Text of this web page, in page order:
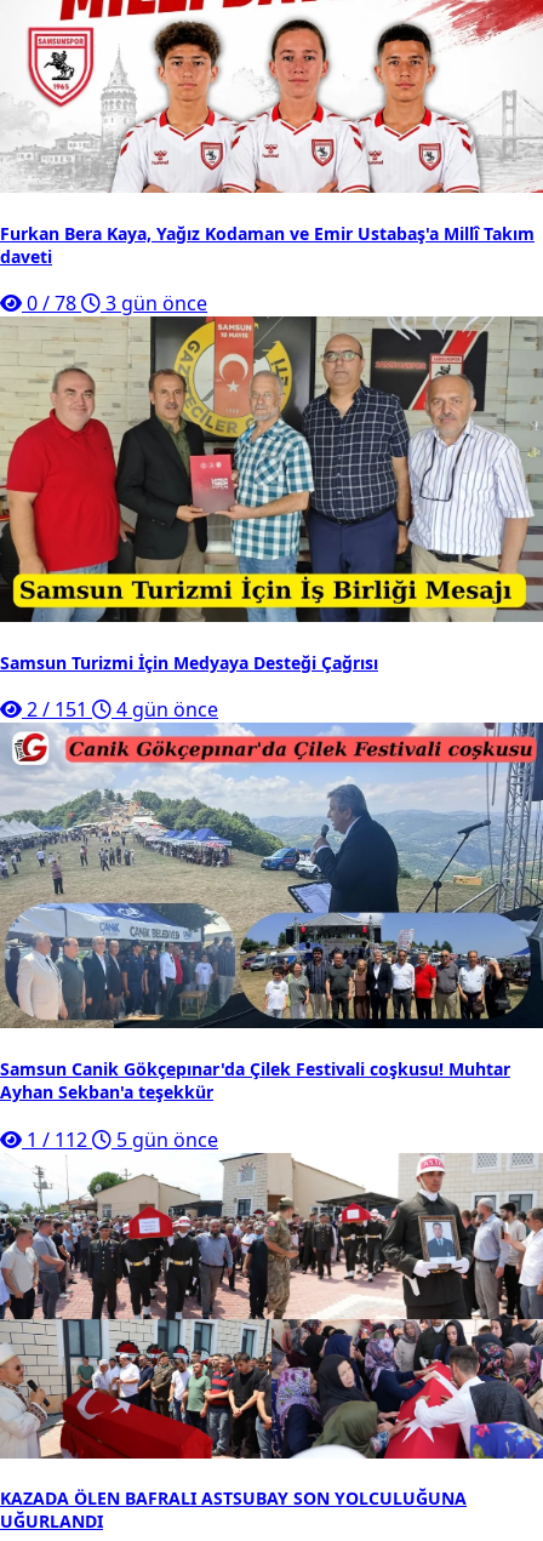
Furkan Bera Kaya, Yağız Kodaman ve Emir Ustabaş'a Millî Takım
daveti
0/78 3 gün önce
Samsun Turizmi İçin Medyaya Desteği Çağrısı
2/ 151 4 gün önce
Samsun Canik Gökçepınar'da Çilek Festivali coşkusu! Muhtar
Ayhan Sekban'a teşekkür
1 / 112 5 gün önce
KAZADA ÖLEN BAFRALI ASTSUBAY SON YOLCULUĞUNA
UĞURLANDI